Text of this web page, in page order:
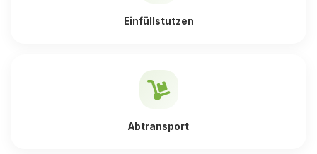
Einfüllstutzen
Abtransport